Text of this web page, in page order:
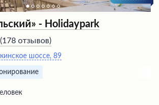
- Holidaypark
(178 отзывов)
шоссе, 89